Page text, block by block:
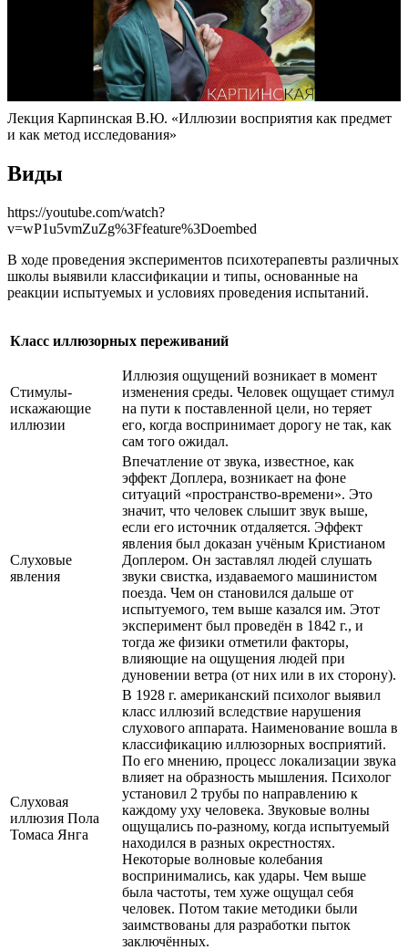
Лекция Карпинская В.Ю. «Иллюзии восприятия как предмет
и как метод исследования»
Виды
https://youtube.com/watch?
v=wP1u5vmZuZg%3Ffeature%3Doembed
В ходе проведения экспериментов психотерапевты различных
школы выявили классификации и типы, основанные на
реакции испытуемых и условиях проведения испытаний.
Класс иллюзорных переживаний
Стимулы-
искажающие
иллюзии
Иллюзия ощущений возникает в момент
изменения среды. Человек ощущает стимул
на пути к поставленной цели, но теряет
его, когда воспринимает дорогу не так, как
сам того ожидал.
Слуховые
явления
Впечатление от звука, известное, как
эффект Доплера, возникает на фоне
ситуаций «пространство-времени». Это
значит, что человек слышит звук выше,
если его источник отдаляется. Эффект
явления был доказан учёным Кристианом
Доплером. Он заставлял людей слушать
звуки свистка, издаваемого машинистом
поезда. Чем он становился дальше от
испытуемого, тем выше казался им. Этот
эксперимент был проведён в 1842 г., и
тогда же физики отметили факторы,
влияющие на ощущения людей при
дуновении ветра (от них или в их сторону).
Слуховая
иллюзия Пола
Томаса Янга
В 1928 г. американский психолог выявил
класс иллюзий вследствие нарушения
слухового аппарата. Наименование вошла в
классификацию иллюзорных восприятий.
По его мнению, процесс локализации звука
влияет на образность мышления. Психолог
установил 2 трубы по направлению к
каждому уху человека. Звуковые волны
ощущались по-разному, когда испытуемый
находился в разных окрестностях.
Некоторые волновые колебания
воспринимались, как удары. Чем выше
была частоты, тем хуже ощущал себя
человек. Потом такие методики были
заимствованы для разработки пыток
заключённых.